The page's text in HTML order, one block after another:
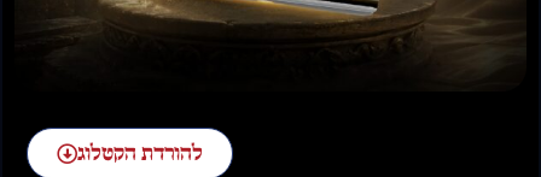
להזמנות חייגו:
להורדת הקטלוג